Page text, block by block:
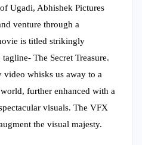
Ugadi, Abhishek Pictures
venture through a
is titled strikingly
The Secret Treasure.
whisks us away to a
further enhanced with a
visuals. The VFX
the visual majesty.